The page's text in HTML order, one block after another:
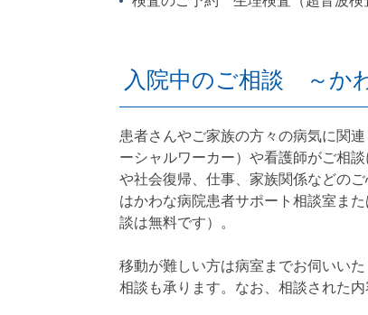
入院中のご相談 ～か
患者さんやご家族の方々の病気に関
ーシャルワーカー）や看護師がご相
や社会復帰、仕事、家族関係などの
はかわな病院患者サポート相談室ま
談は無料です）。
移動が難しい方は病室までお伺いい
相談も承ります。なお、相談された内